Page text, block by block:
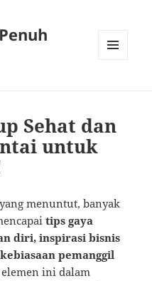
Sehat dan
untuk
menuntut, banyak
tips gaya
diri, inspirasi bisnis
pemanggil
ini dalam